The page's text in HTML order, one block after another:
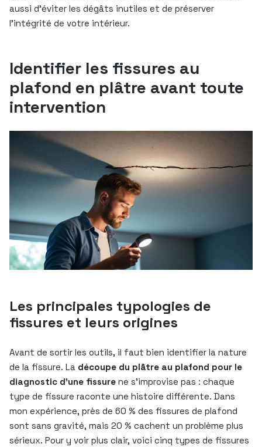
aussi d’éviter les dégâts inutiles et de préserver
l’intégrité de votre intérieur.
Identifier les fissures au
plafond en plâtre avant toute
intervention
Les principales typologies de
fissures et leurs origines
Avant de sortir les outils, il faut bien identifier la nature
de la fissure. La découpe du plâtre au plafond pour le
diagnostic d’une fissure ne s’improvise pas : chaque
type de fissure raconte une histoire différente. Dans
mon expérience, près de 60 % des fissures de plafond
sont sans gravité, mais 20 % cachent un problème plus
sérieux. Pour y voir plus clair, voici cinq types de fissures